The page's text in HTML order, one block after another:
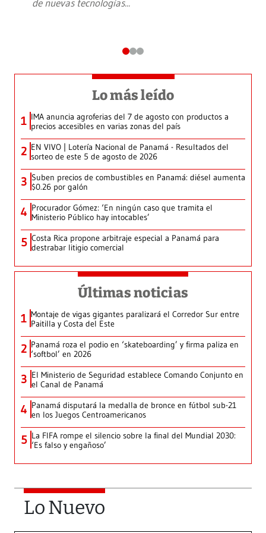
de nuevas tecnologías...
Lo más leído
1 IMA anuncia agroferias del 7 de agosto con productos a
precios accesibles en varias zonas del país
2 EN VIVO | Lotería Nacional de Panamá - Resultados del
sorteo de este 5 de agosto de 2026
3 Suben precios de combustibles en Panamá: diésel aumenta
$0.26 por galón
4 Procurador Gómez: ‘En ningún caso que tramita el
Ministerio Público hay intocables’
5 Costa Rica propone arbitraje especial a Panamá para
destrabar litigio comercial
Últimas noticias
1 Montaje de vigas gigantes paralizará el Corredor Sur entre
Paitilla y Costa del Este
2 Panamá roza el podio en ‘skateboarding’ y firma paliza en
‘softbol’ en 2026
3 El Ministerio de Seguridad establece Comando Conjunto en
el Canal de Panamá
4 Panamá disputará la medalla de bronce en fútbol sub-21
en los Juegos Centroamericanos
5 La FIFA rompe el silencio sobre la final del Mundial 2030:
‘Es falso y engañoso’
Lo Nuevo